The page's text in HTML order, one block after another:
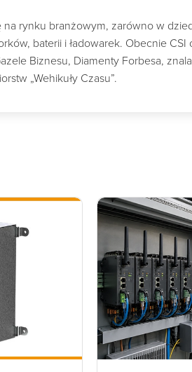
rynku branżowym, zarówno w
baterii i ładowarek. Obecnie
Biznesu, Diamenty Forbesa,
„Wehikuły Czasu”.